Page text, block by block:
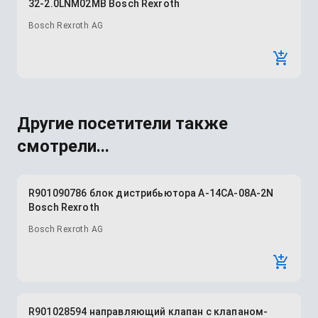
32-2.0LNM02MB Bosch Rexroth
Bosch Rexroth AG
Другие посетители также
смотрели...
R901090786 блок дистрибьютора A-14CA-08A-2N
Bosch Rexroth
Bosch Rexroth AG
R901028594 направляющий клапан с клапаном-